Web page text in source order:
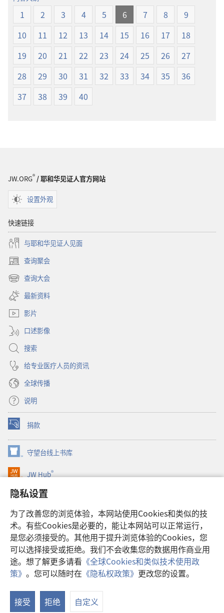
隐私设置
为了改善您的浏览体验，本网站使用Cookies和类似的技
术。有些Cookies是必要的，能让本网站可以正常运行，
是您必须接受的。其他用于提升浏览体验的Cookies，您
可以选择接受或拒绝。我们不会收集您的数据用作商业用
途。想了解更多请看 《全球Cookies和类似技术使用政
策》 。您可以随时在 《隐私权政策》 更改您的设置。
接受 拒绝 自定义
新
界
译
译
1 2 3 4 5 6 7 8
9
10
11 12 13 14 15 16 17
18
19
20 21 22 23 24 25 26
27
28
29 30 31 32 33 34 35
36
37
38 39 40
JW.ORG® / 耶和华见证人官方网站
设置外观
快速链接
与耶和华见证人见面
查询聚会
（打
开
新
窗
口）
查询大会
（打
开
新
窗
最新资料
影片
口述影像
搜索
给专业医疗人员的资讯
全球传播
说明
捐款
（打
开
新
窗
口）
守望台线上书库
（打
开
新
口）
JW Hub®
（打
开
新
窗
口）
JW Library®
Watchtower Library
Copyright© 2026 Watch Tower Bible and Tract Society of Pennsylvania.
使用条款|隐私权政策| 隐私设置